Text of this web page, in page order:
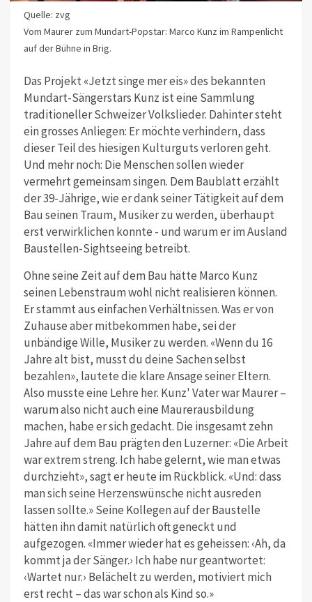
Quelle: zvg
Vom Maurer zum Mundart-Popstar: Marco Kunz im Rampenlicht
auf der Bühne in Brig.
Das Projekt «Jetzt singe mer eis» des bekannten
Mundart-Sängerstars Kunz ist eine Sammlung
traditioneller Schweizer Volkslieder. Dahinter steht
ein grosses Anliegen: Er möchte verhindern, dass
dieser Teil des hiesigen Kulturguts verloren geht.
Und mehr noch: Die Menschen sollen wieder
vermehrt gemeinsam singen. Dem Baublatt erzählt
der 39-Jährige, wie er dank seiner Tätigkeit auf dem
Bau seinen Traum, Musiker zu werden, überhaupt
erst verwirklichen konnte - und warum er im Ausland
Baustellen-Sightseeing betreibt.
Ohne seine Zeit auf dem Bau hätte Marco Kunz
seinen Lebenstraum wohl nicht realisieren können.
Er stammt aus einfachen Verhältnissen. Was er von
Zuhause aber mitbekommen habe, sei der
unbändige Wille, Musiker zu werden. «Wenn du 16
Jahre alt bist, musst du deine Sachen selbst
bezahlen», lautete die klare Ansage seiner Eltern.
Also musste eine Lehre her. Kunz' Vater war Maurer –
warum also nicht auch eine Maurerausbildung
machen, habe er sich gedacht. Die insgesamt zehn
Jahre auf dem Bau prägten den Luzerner: «Die Arbeit
war extrem streng. Ich habe gelernt, wie man etwas
durchzieht», sagt er heute im Rückblick. «Und: dass
man sich seine Herzenswünsche nicht ausreden
lassen sollte.» Seine Kollegen auf der Baustelle
hätten ihn damit natürlich oft geneckt und
aufgezogen. «Immer wieder hat es geheissen: ‹Ah, da
kommt ja der Sänger.› Ich habe nur geantwortet:
‹Wartet nur.› Belächelt zu werden, motiviert mich
erst recht – das war schon als Kind so.»